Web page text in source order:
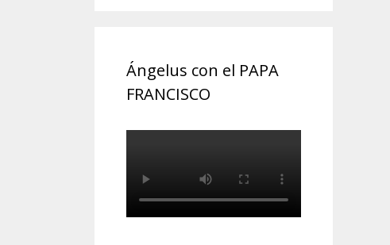
Ángelus con el PAPA
FRANCISCO